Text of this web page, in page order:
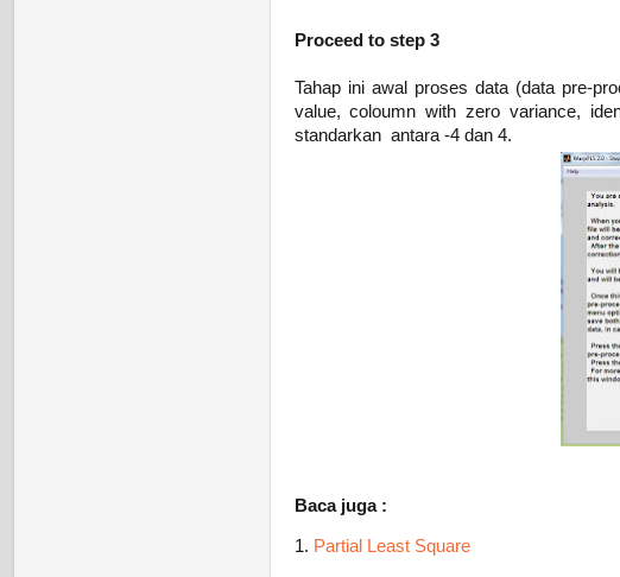
Proceed to step 3
Tahap ini awal proses data (data pre-
value, coloumn with zero variance,
standarkan antara -4 dan 4.
Baca juga :
1. Partial Least Square